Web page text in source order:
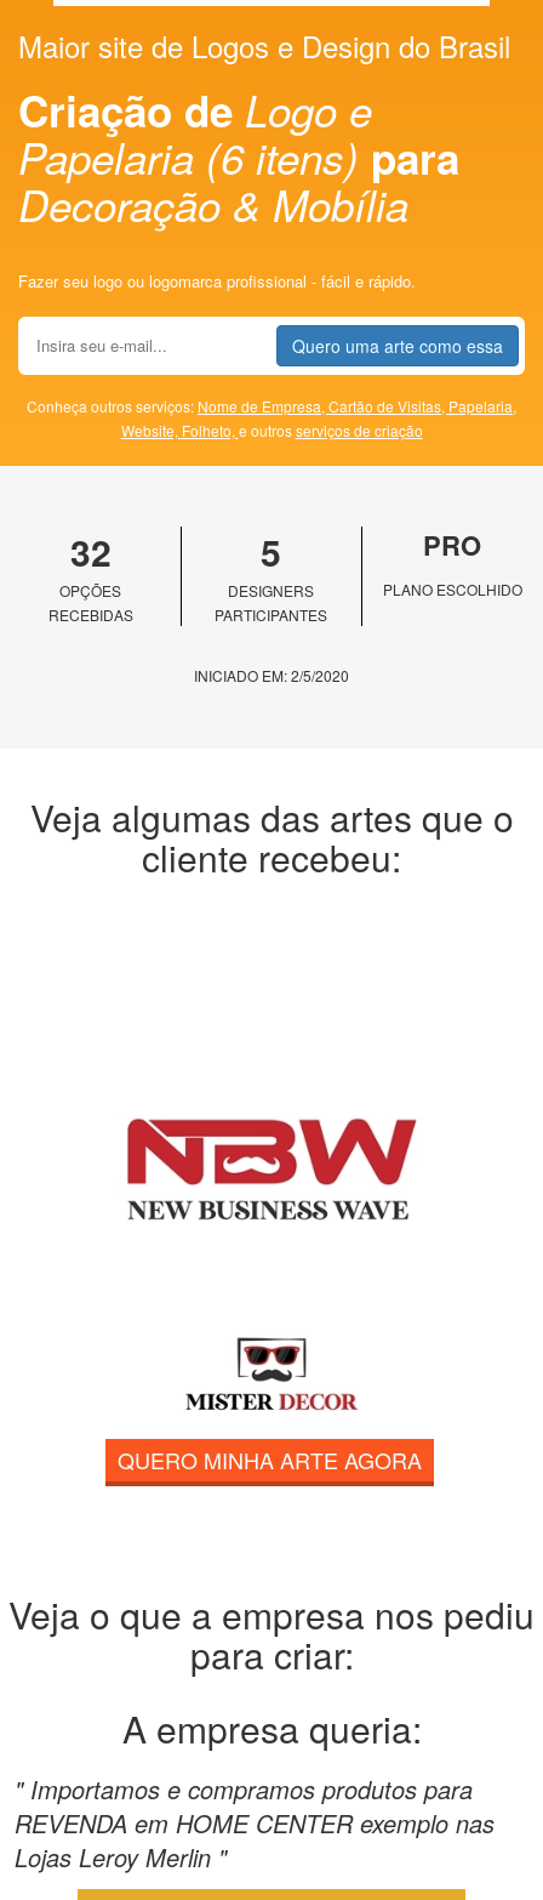
Maior site de Logos e Design do Brasil
Criação de Logo e
Papelaria (6 itens) para
Decoração & Mobília
Fazer seu logo ou logomarca profissional - fácil e rápido.
Quero uma arte como essa
Conheça outros serviços: Nome de Empresa, Cartão de Visitas, Papelaria,
Website, Folheto, e outrosserviços de criação
32
OPÇÕES
RECEBIDAS
5
DESIGNERS
PARTICIPANTES
PRO
PLANO ESCOLHIDO
INICIADO EM: 2/5/2020
Veja algumas das artes que o
cliente recebeu:
QUERO MINHA ARTE AGORA
Veja o que a empresa nos pediu
para criar:
A empresa queria:
" Importamos e compramos produtos para
REVENDA em HOME CENTER exemplo nas
Lojas Leroy Merlin "